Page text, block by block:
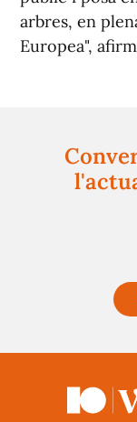
arbres, en
Europea",